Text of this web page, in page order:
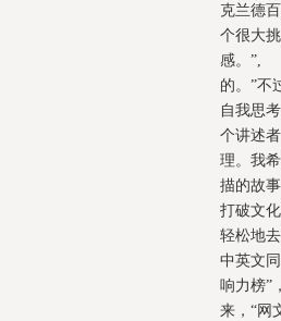
克兰德
个很大
感。”,
的。”不
自我思
个讲述
理。我
描的故
打破文
轻松地
中英文
响力榜”
来，“网